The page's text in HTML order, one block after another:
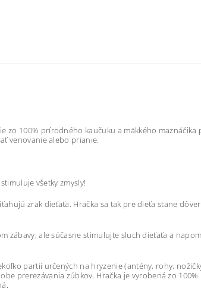
zo 100% prírodného kaučuku a mäkkého maznáčika
venovanie alebo prianie.
všetky zmysly!
zrak dieťaťa. Hračka sa tak pre dieťa stane
zábavy, ale súčasne stimulujte sluch dieťaťa a
partií určených na hryzenie (antény, rohy,
prerezávania zúbkov. Hračka je vyrobená zo